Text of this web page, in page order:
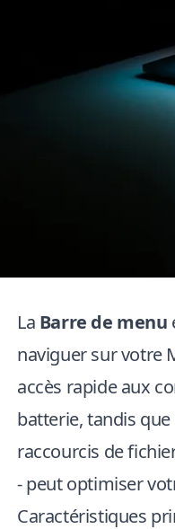
La Barre de menu
naviguer sur votre
accès rapide aux
batterie, tandis
raccourcis de
- peut optimiser
Caractéristiques